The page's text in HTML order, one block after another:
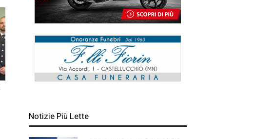
Notizie Più Lette